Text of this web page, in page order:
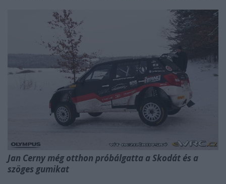
Jan Cerny még otthon próbálgatta a Skodát és a
szöges gumikat